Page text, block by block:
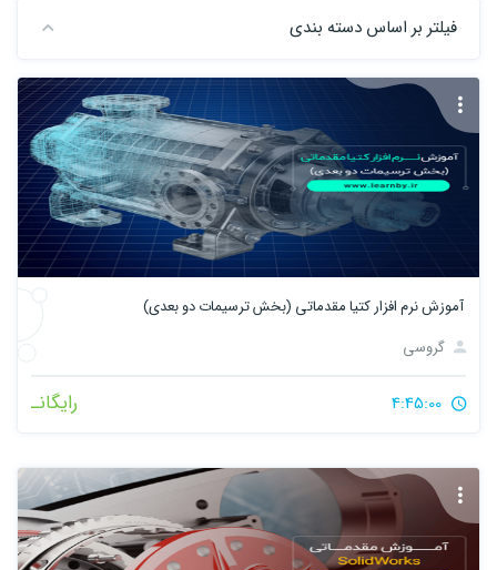
فیلتر بر اساس دسته بندی
آموزش نرم افزار کتیا مقدماتی (بخش ترسیمات دو بعدی)
گروسی
رایگانـ